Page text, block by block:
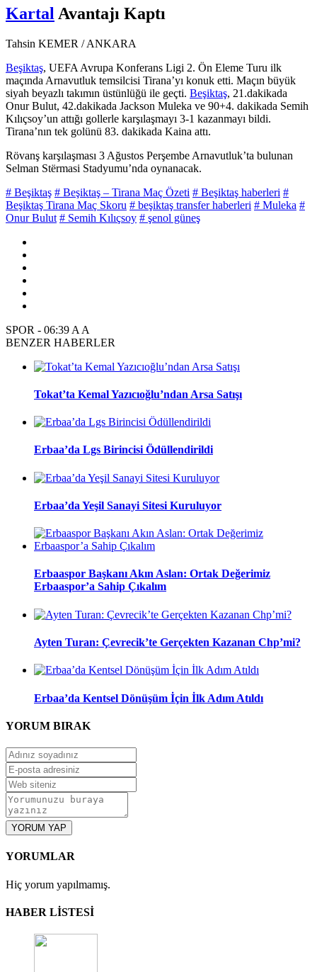
Kartal Avantajı Kaptı
Tahsin KEMER / ANKARA
Beşiktaş, UEFA Avrupa Konferans Ligi 2. Ön Eleme Turu ilk
maçında Arnavutluk temsilcisi Tirana’yı konuk etti. Maçın büyük
siyah beyazlı takımın üstünlüğü ile geçti. Beşiktaş, 21.dakikada
Onur Bulut, 42.dakikada Jackson Muleka ve 90+4. dakikada Semih
Kılıçsoy’un attığı gollerle karşılaşmayı 3-1 kazanmayı bildi.
Tirana’nın tek golünü 83. dakikada Kaina attı.
Rövanş karşılaşması 3 Ağustos Perşembe Arnavutluk’ta bulunan
Selman Stërmasi Stadyumu’nda oynanacak.
# Beşiktaş # Beşiktaş – Tirana Maç Özeti # Beşiktaş haberleri #
Beşiktaş Tirana Maç Skoru # beşiktaş transfer haberleri # Muleka #
Onur Bulut # Semih Kılıçsoy # şenol güneş
SPOR - 06:39 A A
BENZER HABERLER
Tokat’ta Kemal Yazıcıoğlu’ndan Arsa Satışı
Erbaa’da Lgs Birincisi Ödüllendirildi
Erbaa’da Yeşil Sanayi Sitesi Kuruluyor
Erbaaspor Başkanı Akın Aslan: Ortak Değerimiz
Erbaaspor’a Sahip Çıkalım
Ayten Turan: Çevrecik’te Gerçekten Kazanan Chp’mi?
Erbaa’da Kentsel Dönüşüm İçin İlk Adım Atıldı
YORUM BIRAK
YORUM YAP
YORUMLAR
Hiç yorum yapılmamış.
HABER LİSTESİ